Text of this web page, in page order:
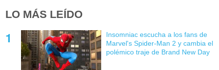
LO MÁS LEÍDO
Insomniac escucha a los fans de
Marvel's Spider-Man 2 y cambia el
polémico traje de Brand New Day